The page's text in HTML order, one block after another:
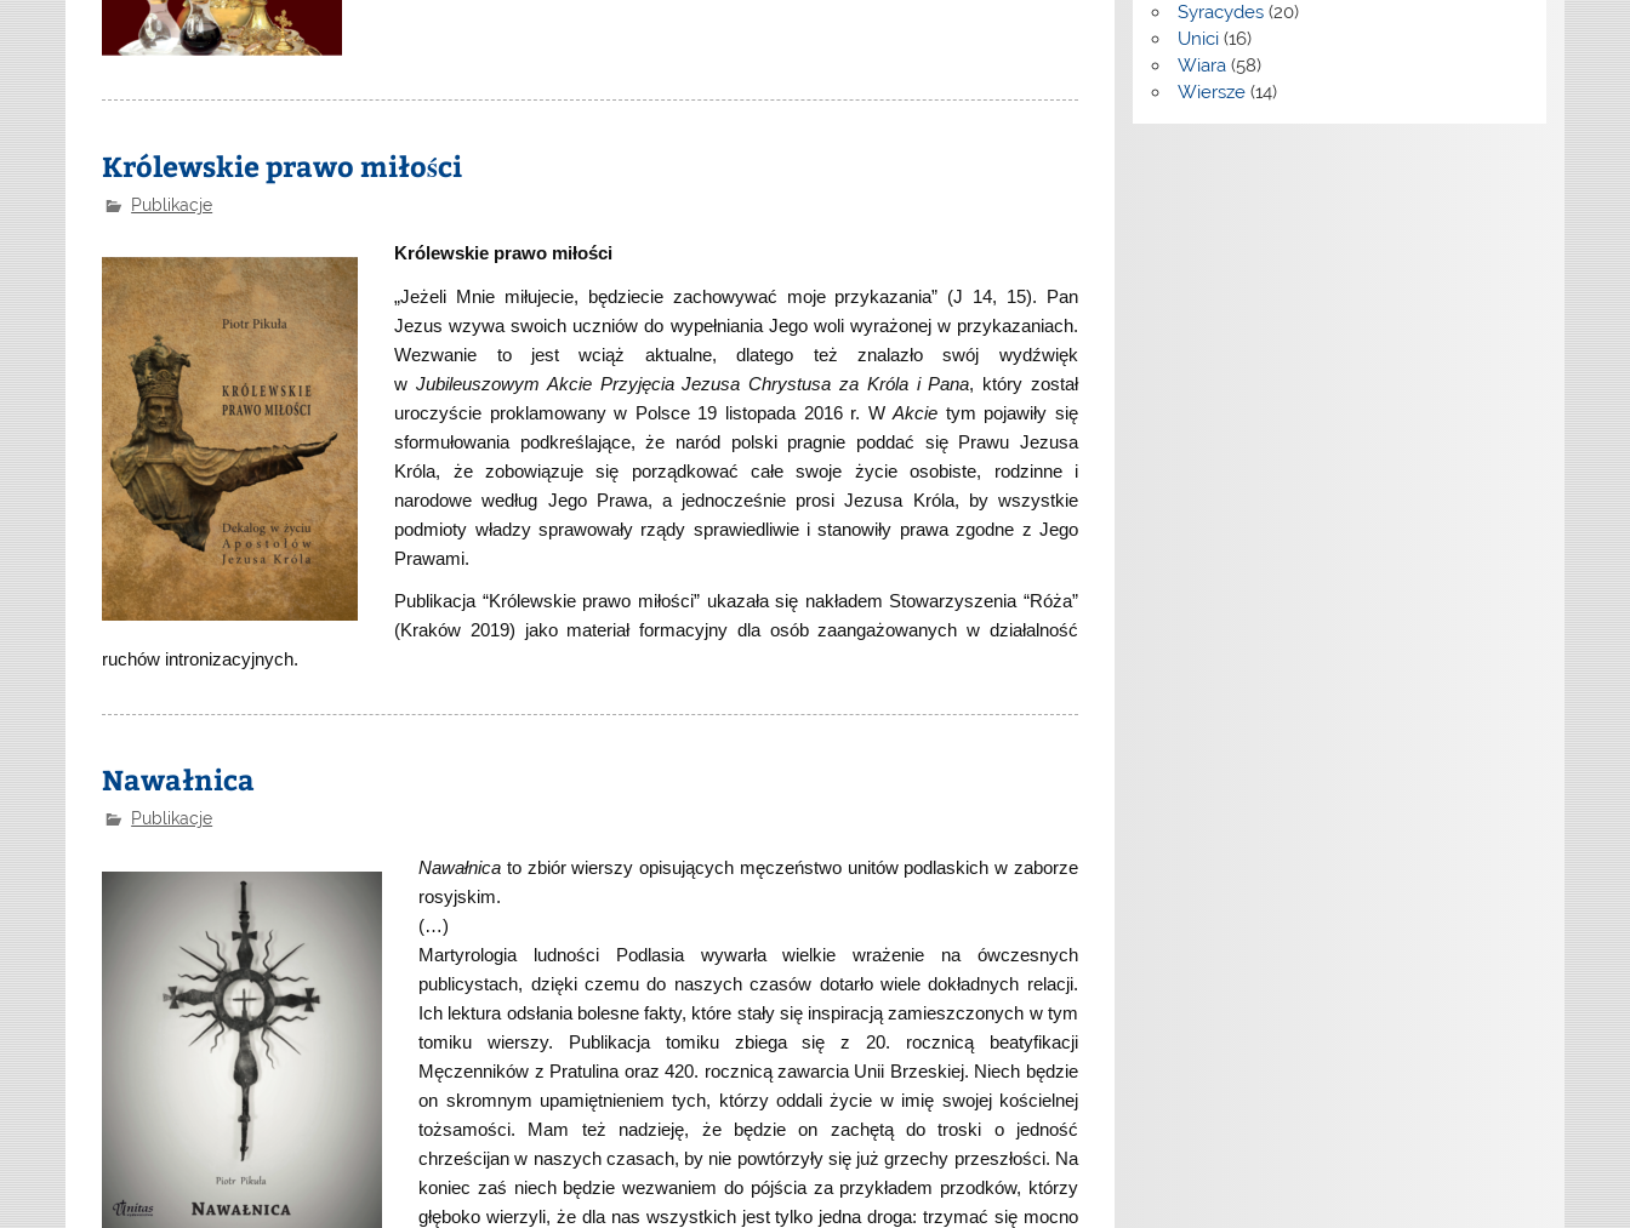
Królewskie prawo miłości
Publikacje
Królewskie prawo miłości
„Jeżeli Mnie miłujecie, będziecie zachowywać moje przykazania” (J 14, 15). Pan
Jezus wzywa swoich uczniów do wypełniania Jego woli wyrażonej w przykazaniach.
Wezwanie to jest wciąż aktualne, dlatego też znalazło swój wydźwięk
w Jubileuszowym Akcie Przyjęcia Jezusa Chrystusa za Króla i Pana, który został
uroczyście proklamowany w Polsce 19 listopada 2016 r. WAkcie tym pojawiły się
sformułowania podkreślające, że naród polski pragnie poddać się Prawu Jezusa
Króla, że zobowiązuje się porządkować całe swoje życie osobiste, rodzinne i
narodowe według Jego Prawa, a jednocześnie prosi Jezusa Króla, by wszystkie
podmioty władzy sprawowały rządy sprawiedliwie i stanowiły prawa zgodne z Jego
Prawami.
Publikacja “Królewskie prawo miłości” ukazała się nakładem Stowarzyszenia “Róża”
(Kraków 2019) jako materiał formacyjny dla osób zaangażowanych w działalność
ruchów intronizacyjnych.
Nawałnica
Publikacje
Nawałnica to zbiór wierszy opisujących męczeństwo unitów podlaskich w zaborze
rosyjskim.
(…)
Martyrologia ludności Podlasia wywarła wielkie wrażenie na ówczesnych
publicystach, dzięki czemu do naszych czasów dotarło wiele dokładnych relacji.
Ich lektura odsłania bolesne fakty, które stały się inspiracją zamieszczonych w tym
tomiku wierszy. Publikacja tomiku zbiega się z 20. rocznicą beatyfikacji
Męczenników z Pratulina oraz 420. rocznicą zawarcia Unii Brzeskiej. Niech będzie
on skromnym upamiętnieniem tych, którzy oddali życie w imię swojej kościelnej
tożsamości. Mam też nadzieję, że będzie on zachętą do troski o jedność
chrześcijan w naszych czasach, by nie powtórzyły się już grzechy przeszłości. Na
koniec zaś niech będzie wezwaniem do pójścia za przykładem przodków, którzy
głęboko wierzyli, że dla nas wszystkich jest tylko jedna droga: trzymać się mocno
Syracydes(20)
Unici(16)
Wiara(58)
Wiersze(14)